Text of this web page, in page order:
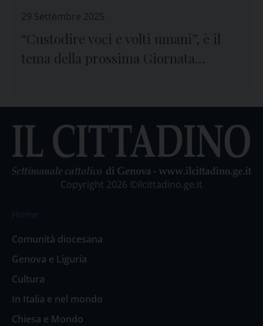
29 Settembre 2025
“Custodire voci e volti umani”, è il
tema della prossima Giornata
Copyright 2026 ©ilcittadino.ge.it
Comunità diocesana
Genova e Liguria
Cultura
In Italia e nel mondo
Chiesa e Mondo